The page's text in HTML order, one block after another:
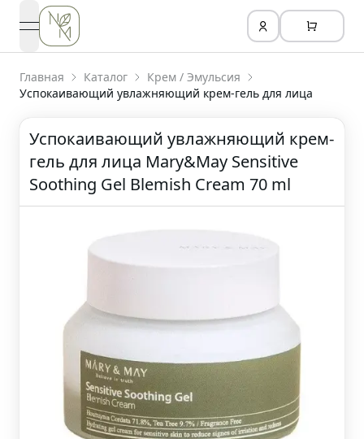
open navigation menu
Главная Каталог
Крем / Эмульсия
Успокаивающий увлажняющий крем-гель для лица
Успокаивающий увлажняющий крем-
гель для лица Mary&May Sensitive
Soothing Gel Blemish Cream 70 ml